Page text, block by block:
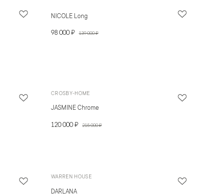
NICOLE Long
98 000 ₽ 139 000 ₽
CROSBY-HOME
JASMINE Chrome
120 000 ₽ 215 000 ₽
WARREN HOUSE
DARLANA